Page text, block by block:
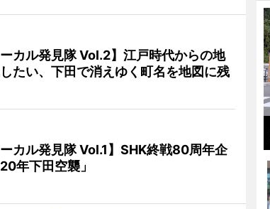
ーカル発見隊 Vol.2】江戸時代からの地
たい、下田で消えゆく町名を地図に残
ーカル発見隊 Vol.1】SHK終戦80周年企
年下田空襲」